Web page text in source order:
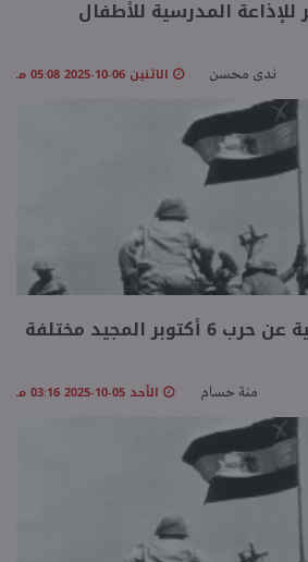
المدرسية للأطفال
ندى محسن الاثنين 06-10-2025 05:08 مـ
مقدمة إذاعة مدرسية عن حرب 6 أكتوبر المجيد مختلفة
منة حسام الأحد 05-10-2025 03:16 مـ